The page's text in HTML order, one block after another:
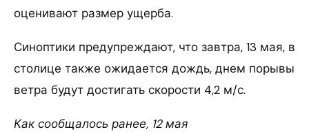
оценивают размер ущерба.
Синоптики предупреждают, что завтра, 13 мая, в
столице также ожидается дождь, днем порывы
ветра будут достигать скорости 4,2 м/с.
Как сообщалось ранее, 12 мая